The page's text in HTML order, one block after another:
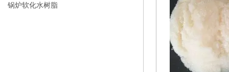
锅炉软化水树脂